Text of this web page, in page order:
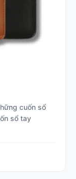
cuốn sổ
sổ tay